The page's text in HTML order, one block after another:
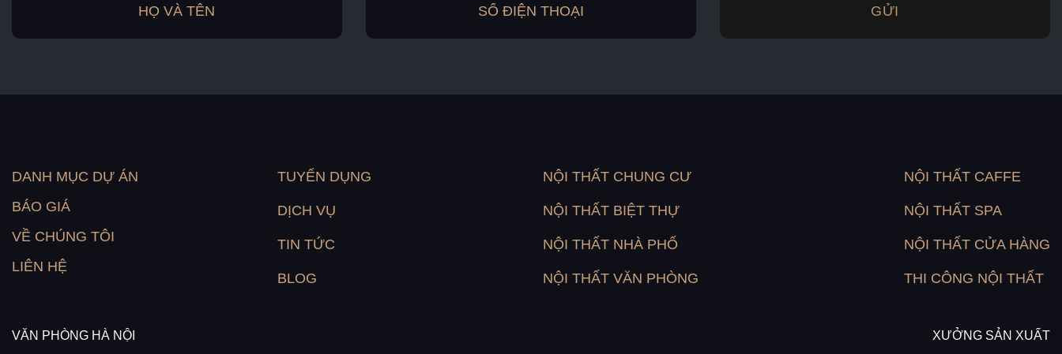
DANH MỤC DỰ ÁN
BÁO GIÁ
VỀ CHÚNG TÔI
LIÊN HỆ
TUYỂN DỤNG
DỊCH VỤ
TIN TỨC
BLOG
NỘI THẤT CHUNG CƯ
NỘI THẤT BIỆT THỰ
NỘI THẤT NHÀ PHỐ
NỘI THẤT VĂN PHÒNG
NỘI THẤT CAFFE
NỘI THẤT SPA
NỘI THẤT CỬA HÀNG
THI CÔNG NỘI THẤT
VĂN PHÒNG HÀ NỘI XƯỞNG SẢN XUẤT